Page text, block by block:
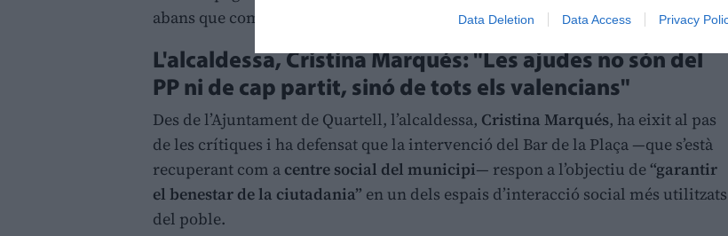
Data Deletion Data Access Privacy
abans que complir la llei”, ha assegurat.
L'alcaldessa, Cristina Marqués: "Les ajudes no són del
PP ni de cap partit, sinó de tots els valencians"
Des de l’Ajuntament de Quartell, l’alcaldessa, Cristina Marqués, ha eixit al pas
de les crítiques i ha defensat que la intervenció del Bar de la Plaça —que s’està
recuperant com a centre social del municipi— respon a l’objectiu de “garantir
el benestar de la ciutadania” en un dels espais d’interacció social més utilitzats
del poble.